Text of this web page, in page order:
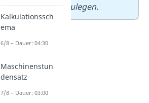
ein Budget festzulegen.
Kalkulationssch
ema
6/8 – Dauer: 04:30
Maschinenstun
densatz
7/8 – Dauer: 03:00